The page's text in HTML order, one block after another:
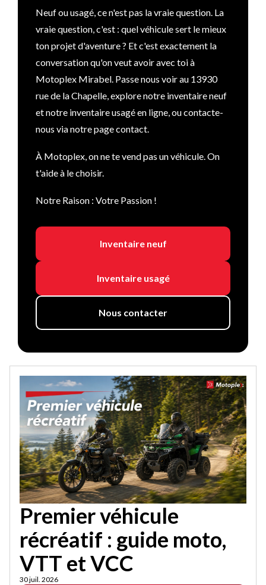
Neuf ou usagé, ce n'est pas la vraie question. La
vraie question, c'est : quel véhicule sert le mieux
ton projet d'aventure ? Et c'est exactement la
conversation qu'on veut avoir avec toi à
Motoplex Mirabel. Passe nous voir au 13930
rue de la Chapelle, explore notre inventaire neuf
et notre inventaire usagé en ligne, ou contacte-
nous via notre page contact.
À Motoplex, on ne te vend pas un véhicule. On
t'aide à le choisir.
Notre Raison : Votre Passion !
Inventaire neuf
Inventaire usagé
Nous contacter
Premier véhicule
récréatif : guide moto,
VTT et VCC
30 juil. 2026